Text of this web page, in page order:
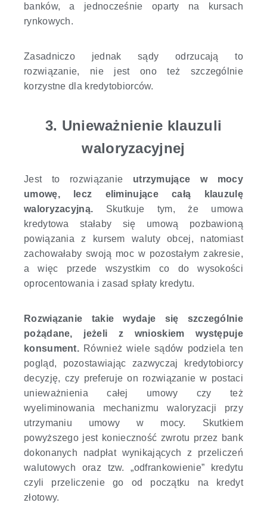
banków, a jednocześnie oparty na kursach
rynkowych.
Zasadniczo jednak sądy odrzucają to
rozwiązanie, nie jest ono też szczególnie
korzystne dla kredytobiorców.
3. Unieważnienie klauzuli
waloryzacyjnej
Jest to rozwiązanie utrzymujące w mocy
umowę, lecz eliminujące całą klauzulę
waloryzacyjną. Skutkuje tym, że umowa
kredytowa stałaby się umową pozbawioną
powiązania z kursem waluty obcej, natomiast
zachowałaby swoją moc w pozostałym zakresie,
a więc przede wszystkim co do wysokości
oprocentowania i zasad spłaty kredytu.
Rozwiązanie takie wydaje się szczególnie
pożądane, jeżeli z wnioskiem występuje
konsument. Również wiele sądów podziela ten
pogląd, pozostawiając zazwyczaj kredytobiorcy
decyzję, czy preferuje on rozwiązanie w postaci
unieważnienia całej umowy czy też
wyeliminowania mechanizmu waloryzacji przy
utrzymaniu umowy w mocy. Skutkiem
powyższego jest konieczność zwrotu przez bank
dokonanych nadpłat wynikających z przeliczeń
walutowych oraz tzw. „odfrankowienie” kredytu
czyli przeliczenie go od początku na kredyt
złotowy.